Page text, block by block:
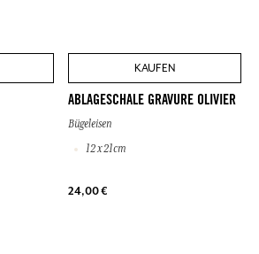
KAUFEN
ABLAGESCHALE GRAVURE OLIVIER
Bügeleisen
12 x 21cm
24,00 €